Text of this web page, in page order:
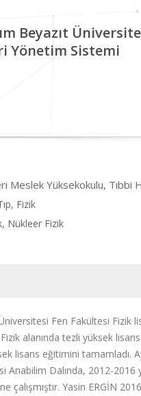
Beyazıt
Yönetim Sistemi
Meslek Yüksekokulu,
Fizik
Nükleer Fizik
Fen Fakültesi Fizik
alanında tezli yüksek lisans
lisans eğitimini tamamladı.
Dalında, 2012-
çalışmıştır. Yasin ERGİN